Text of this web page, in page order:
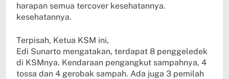
harapan semua tercover kesehatannya.
kesehatannya.
Terpisah, Ketua KSM ini,
Edi Sunarto mengatakan, terdapat 8 penggeledek
di KSMnya. Kendaraan pengangkut sampahnya, 4
tossa dan 4 gerobak sampah. Ada juga 3 pemilah